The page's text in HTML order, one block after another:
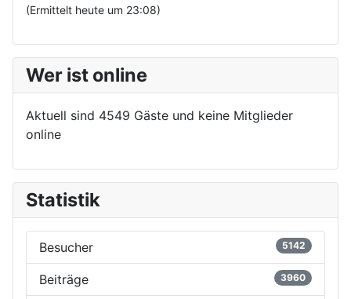
(Ermittelt heute um 23:08)
Wer ist online
Aktuell sind 4549 Gäste und keine Mitglieder
online
Statistik
Besucher 5142
Beiträge 3960